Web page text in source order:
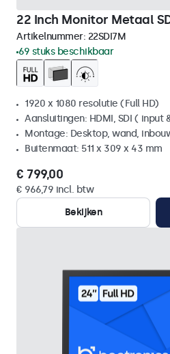
22 Inch Monitor Metaal
Artikelnummer: 22SDI7M
69 stuks beschikbaar
1920 x 1080 resolutie (Full HD)
Aansluitingen: HDMI, SDI ( input
Montage: Desktop, wand,
Buitenmaat: 511 x 309 x 43 mm
€ 799,00
€ 966,79 incl. btw
Bekijken